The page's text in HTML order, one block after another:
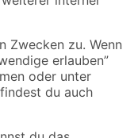
Set wird von unseren
deine Teichgestaltung
sind. Doch keine
ersetzt, die
eine Auswahl aus
Cotula, Lysimachia,